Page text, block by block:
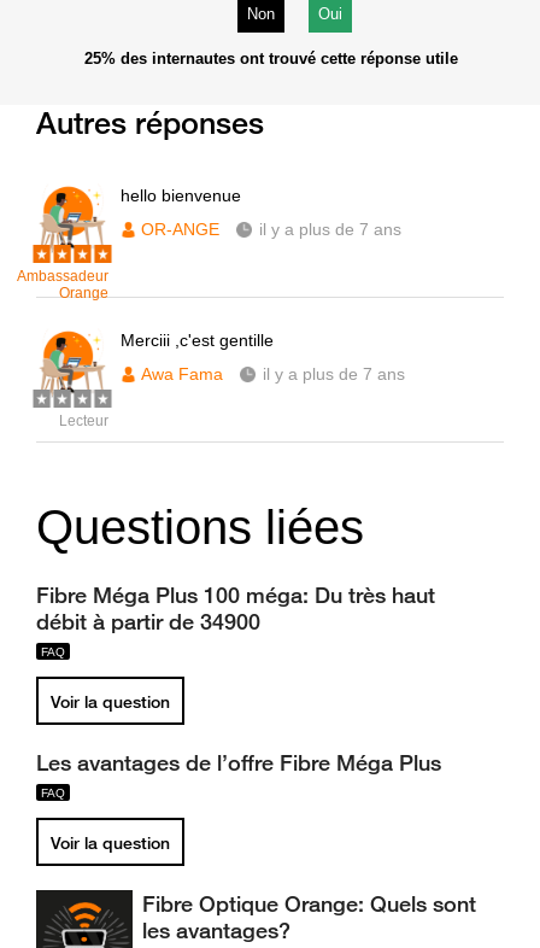
Non Oui
25% des internautes ont trouvé cette réponse utile
Autres réponses
Ambassadeur
Orange
hello bienvenue
OR-ANGE
il y a plus de 7 ans
Lecteur
Merciii ,c'est gentille
Awa Fama
il y a plus de 7 ans
Questions liées
Fibre Méga Plus 100 méga: Du très haut
débit à partir de 34900
Voir la question
Les avantages de l’offre Fibre Méga Plus
Voir la question
Fibre Optique Orange: Quels sont
les avantages?